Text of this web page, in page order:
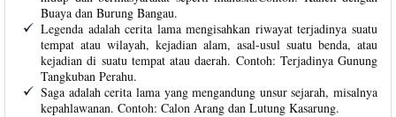
Buaya dan Burung Bangau.
Legenda adalah cerita lama mengisahkan riwayat terjadinya suatu
tempat atau wilayah, kejadian alam, asal-usul suatu benda, atau
kejadian di suatu tempat atau daerah. Contoh: Terjadinya Gunung
Tangkuban Perahu.
Saga adalah cerita lama yang mengandung unsur sejarah, misalnya
kepahlawanan. Contoh: Calon Arang dan Lutung Kasarung.